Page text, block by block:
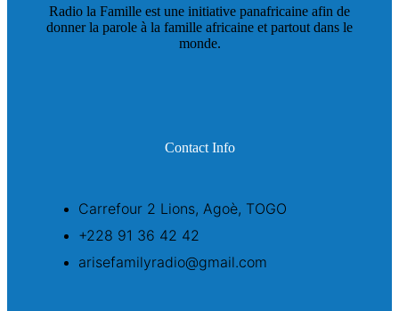
Radio la Famille est une initiative panafricaine afin de
donner la parole à la famille africaine et partout dans le
monde.
Contact Info
Carrefour 2 Lions, Agoè, TOGO
+228 91 36 42 42
arisefamilyradio@gmail.com